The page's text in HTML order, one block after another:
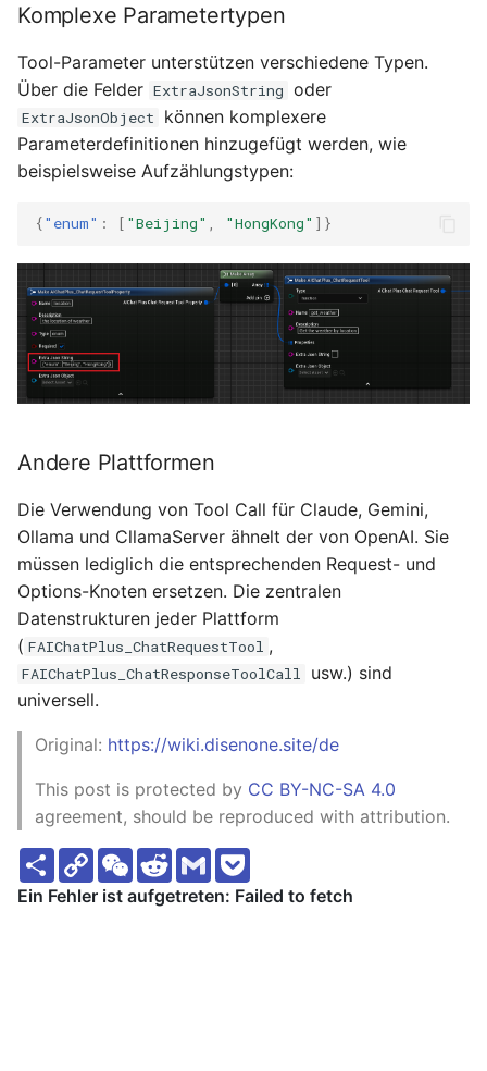
Komplexe Parametertypen
Tool-Parameter unterstützen verschiedene Typen.
Über die Felder ExtraJsonString oder
ExtraJsonObject
können komplexere
Parameterdefinitionen hinzugefügt werden, wie
beispielsweise Aufzählungstypen:
{"enum" : [ "Beijing" , "HongKong" ]}
Andere Plattformen
Die Verwendung von Tool Call für Claude, Gemini,
Ollama und CllamaServer ähnelt der von OpenAI. Sie
müssen lediglich die entsprechenden Request- und
Options-Knoten ersetzen. Die zentralen
Datenstrukturen jeder Plattform
( FAIChatPlus_ChatRequestTool ,
FAIChatPlus_ChatResponseToolCall
usw.) sind
universell.
Original: https://wiki.disenone.site/de
This post is protected by CC BY-NC-SA 4.0
agreement, should be reproduced with attribution.
S
h
a
r
C
o
p
y
W
e
C
h
R
e
d
d
G
m
a
i
c
k